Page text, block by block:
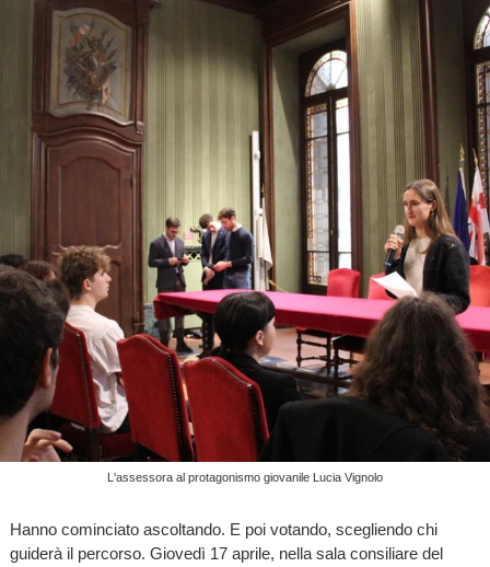
L'assessora al protagonismo giovanile Lucia Vignolo
Hanno cominciato ascoltando. E poi votando, scegliendo chi
guiderà il percorso. Giovedì 17 aprile, nella sala consiliare del